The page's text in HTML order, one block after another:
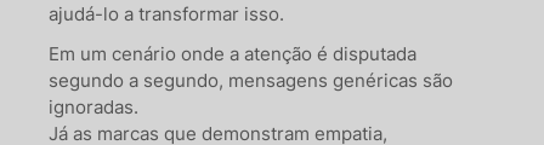
ajudá-lo a transformar isso.
Em um cenário onde a atenção é disputada
segundo a segundo, mensagens genéricas são
ignoradas.
Já as marcas que demonstram empatia,